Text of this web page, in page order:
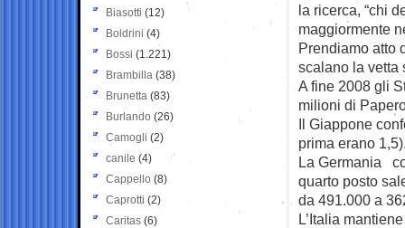
la ricerca, “chi
maggiormente
Prendiamo atto
scalano la
A fine 2008 gli
milioni di
Il Giappone
prima erano
La Germania
quarto posto
da 491.000 a
L’Italia
Biasotti (12)
Boldrini (4)
Bossi (1.221)
Brambilla (38)
Brunetta (83)
Burlando (26)
Camogli (2)
canile (4)
Cappello (8)
Caprotti (2)
Caritas (6)